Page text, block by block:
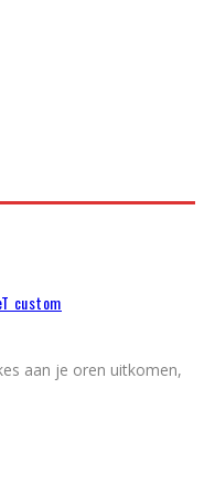
custom
aan je oren uitkomen,